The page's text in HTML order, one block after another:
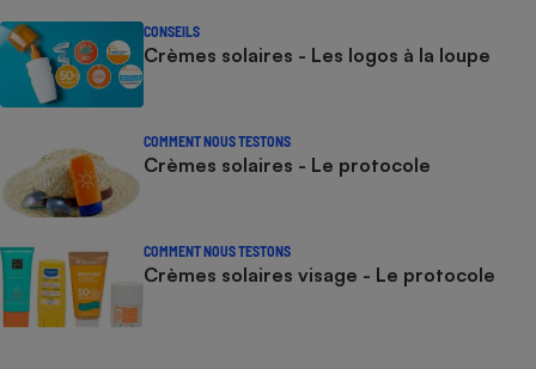
CONSEILS
Crèmes solaires - Les logos à la loupe
COMMENT NOUS TESTONS
Crèmes solaires - Le protocole
COMMENT NOUS TESTONS
Crèmes solaires visage - Le protocole